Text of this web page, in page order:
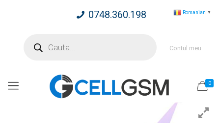
0748.360.198
search
Contul meu
0
Romanian ▼